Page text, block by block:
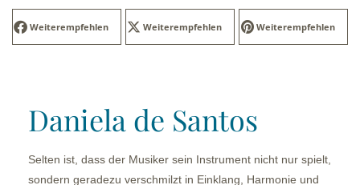
Weiterempfehlen Weiterempfehlen Weiterempfehlen
Daniela de Santos
Selten ist, dass der Musiker sein Instrument nicht nur spielt,
sondern geradezu verschmilzt in Einklang, Harmonie und